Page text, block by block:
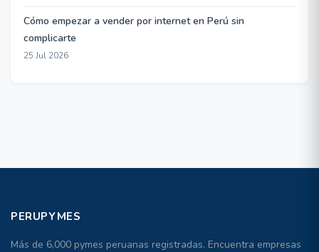
Cómo empezar a vender por internet en Perú sin
complicarte
25 Jul 2026
PERUPYMES
Más de 6,000 pymes peruanas registradas. Encuentra empresas